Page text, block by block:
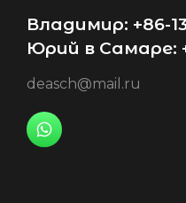
Владимир: +86-
Юрий в Самаре:
deasch@mail.ru